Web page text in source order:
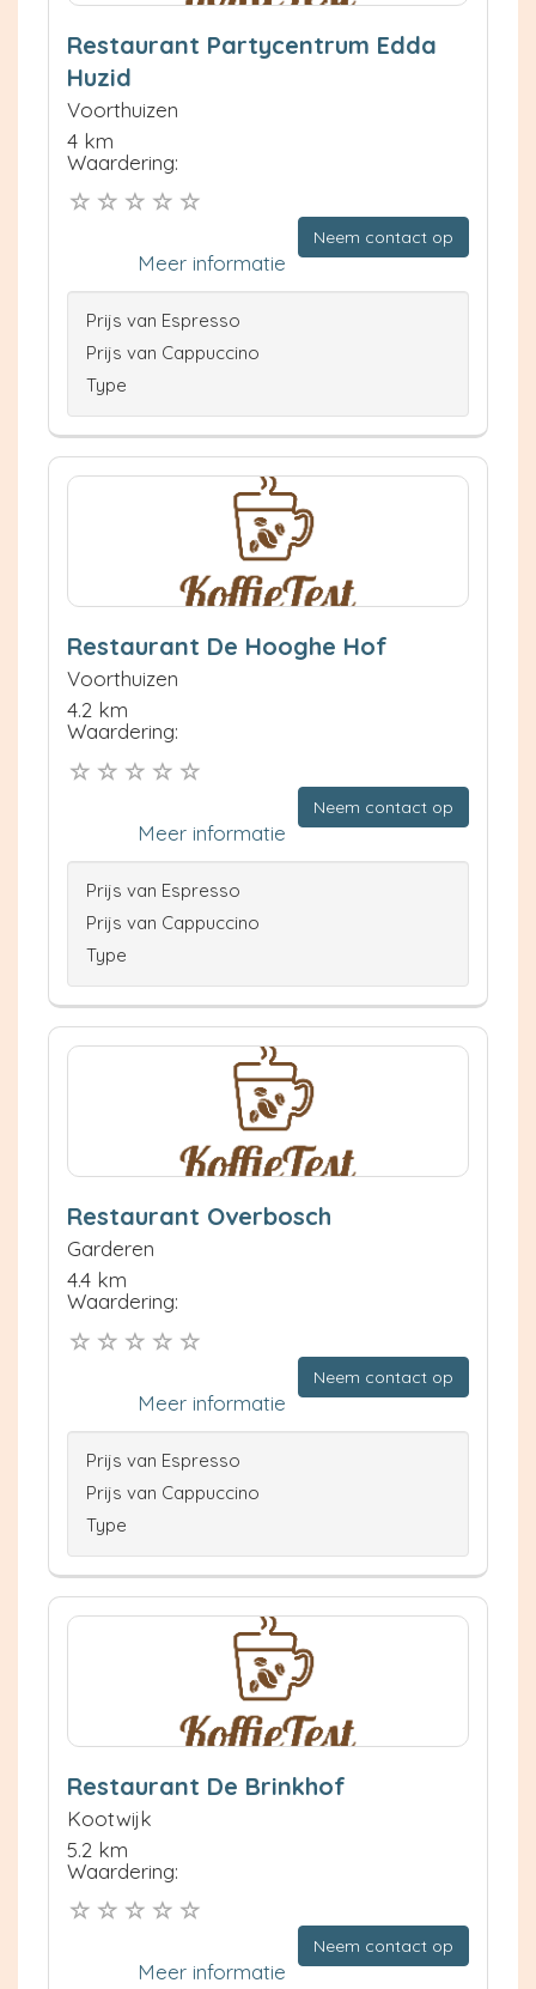
Restaurant Partycentrum Edda
Huzid
Voorthuizen
4 km
Waardering:
Neem contact op
Meer informatie
Prijs van Espresso
Prijs van Cappuccino
Type
Restaurant De Hooghe Hof
Voorthuizen
4.2 km
Waardering:
Neem contact op
Meer informatie
Prijs van Espresso
Prijs van Cappuccino
Type
Restaurant Overbosch
Garderen
4.4 km
Waardering:
Neem contact op
Meer informatie
Prijs van Espresso
Prijs van Cappuccino
Type
Restaurant De Brinkhof
Kootwijk
5.2 km
Waardering:
Neem contact op
Meer informatie